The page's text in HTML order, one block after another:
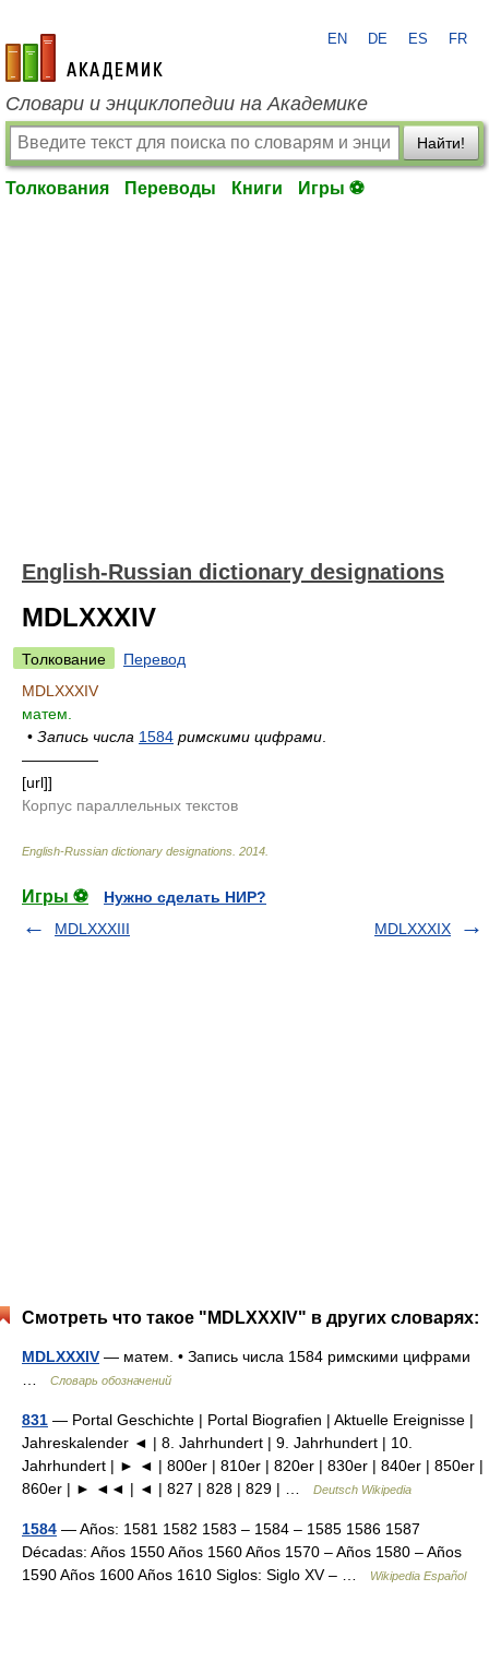
academic.ru
EN DE ES FR
Словари и энциклопедии на Академике
Найти!
Толкования Переводы Книги Игры ⚽
English-Russian dictionary designations
MDLXXXIV
Толкование
Перевод
MDLXXXIV
матем.
• Запись числа 1584 римскими цифрами
—————
[url]]
Корпус параллельных текстов
English-Russian dictionary designations 2014
Игры ⚽
Нужно сделать НИР?
MDLXXXIII
MDLXXXIX
Смотреть что такое "MDLXXXIV" в других словарях:
MDLXXXIV — матем. • Запись числа 1584 римскими цифрами
Словарь обозначений
831 — Portal Geschichte | Portal Biografien | Aktuelle Ereignisse |
Jahreskalender ◄ | 8. Jahrhundert | 9. Jahrhundert | 10.
Jahrhundert | ► ◄ | 800er | 810er | 820er | 830er | 840er | 850er |
860er | ► ◄◄ | ◄ | 827 | 828 | 829 | …
Deutsch Wikipedia
1584 — Años: 1581 1582 1583 – 1584 – 1585 1586 1587
Décadas: Años 1550 Años 1560 Años 1570 – Años 1580 – Años
1590 Años 1600 Años 1610 Siglos: Siglo XV – …
Wikipedia Español